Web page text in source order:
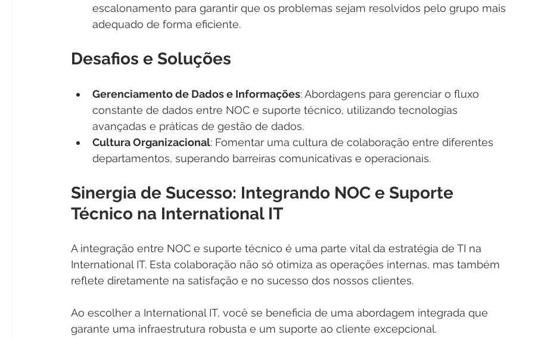
escalonamento para garantir que os problemas sejam resolvidos pelo grupo mais
adequado de forma eficiente.
Desafios e Soluções
Gerenciamento de Dados e Informações: Abordagens para gerenciar o fluxo
constante de dados entre NOC e suporte técnico, utilizando tecnologias
avançadas e práticas de gestão de dados.
Cultura Organizacional: Fomentar uma cultura de colaboração entre diferentes
departamentos, superando barreiras comunicativas e operacionais.
Sinergia de Sucesso: Integrando NOC e Suporte
Técnico na International IT
A integração entre NOC e suporte técnico é uma parte vital da estratégia de TI na
International IT. Esta colaboração não só otimiza as operações internas, mas também
reflete diretamente na satisfação e no sucesso dos nossos clientes.
Ao escolher a International IT, você se beneficia de uma abordagem integrada que
garante uma infraestrutura robusta e um suporte ao cliente excepcional.